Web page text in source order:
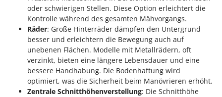
Palettengabeln für Traktoren
Pelletpressen
Pflüge für Traktor
Planierschilder für Traktoren
Plasmaschneider
Poolroboter
Forest Master
Francini
G3 Ferrari
Gardena
Garofalo
oder schwierigen Stellen. Diese Option erleichtert die
Kontrolle während des gesamten Mähvorgangs.
Räder: Große Hinterräder dämpfen den Untergrund
besser und erleichtern die Bewegung auch auf
unebenen Flächen. Modelle mit Metallrädern, oft
verzinkt, bieten eine längere Lebensdauer und eine
bessere Handhabung. Die Bodenhaftung wird
optimiert, was die Sicherheit beim Manövrieren erhöht.
Zentrale Schnitthöhenverstellung: Die Schnitthöhe